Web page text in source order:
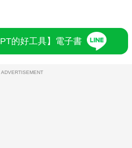
的好工具】電子書
ADVERTISEMENT